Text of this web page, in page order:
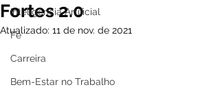
Inteligência Artificial
Fé
Carreira
Bem-Estar no Trabalho
Fortes 2.0
Atualizado: 11 de nov. de 2021